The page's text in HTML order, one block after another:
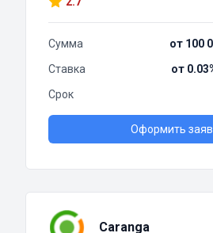
Сумма
от 100
Ставка
от
Срок
Оформить
Caranga